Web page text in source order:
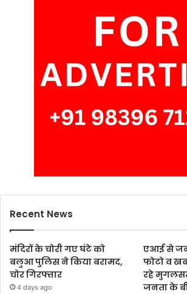
Recent News
मंदिरों के चोरी गए घंटे को
बलुआ पुलिस ने किया बरामद,
चोर गिरफ्तार
4 days ago
एआई से
फोटो व
रहे
जनता के